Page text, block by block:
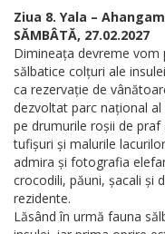
Ziua 8. Yala –
SĂMBÂTĂ, 27.02.2027
Dimineața devreme vom
sălbatice colțuri ale
ca rezervație de
dezvoltat parc național
pe drumurile roșii de
tufișuri și malurile
admira și fotografia
crocodili, păuni, șacali și
rezidente.
Lăsând în urmă fauna